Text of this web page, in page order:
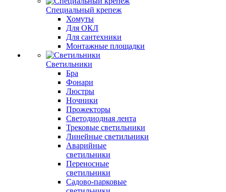
Специальный крепеж
Хомуты
Для ОКЛ
Для сантехники
Монтажные площадки
Светильники
Бра
Фонари
Люстры
Ночники
Прожекторы
Светодиодная лента
Трековые светильники
Линейные светильники
Аварийные
светильники
Переносные
светильники
Садово-парковые